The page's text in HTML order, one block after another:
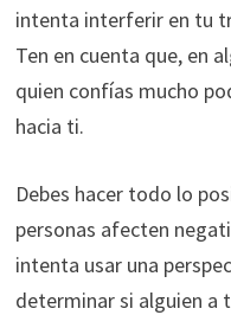
intenta interferir en tu
Ten en cuenta que, en
quien confías mucho
hacia ti.
Debes hacer todo lo
personas afecten
intenta usar una
determinar si alguien a